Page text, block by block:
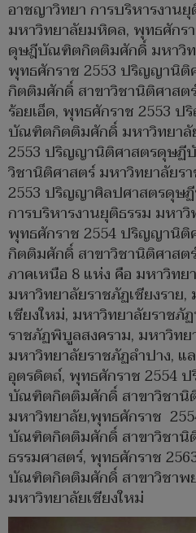
อาชญาวิทยา การบริหารงาน
มหาวิทยาลัยมหิดล, พุทธศักร
ดุษฎีบัณฑิตกิตติมศักดิ์ มหาวิท
พุทธศักราช 2553 ปริญญานิ
กิตติมศักดิ์ สาขาวิชานิติศาสต
ร้อยเอ็ด, พุทธศักราช 2553
บัณฑิตกิตติมศักดิ์ มหาวิทยาลั
2553 ปริญญานิติศาสตรดุษ
วิชานิติศาสตร์ มหาวิทยาลัยร
2553 ปริญญาศิลปศาสตรดุษ
การบริหารงานยุติธรรม มหา
พุทธศักราช 2554 ปริญญานิ
กิตติมศักดิ์ สาขาวิชานิติศาสต
ภาคเหนือ 8 แห่ง คือ มหาวิทย
มหาวิทยาลัยราชภัฏเชียงราย
เชียงใหม่, มหาวิทยาลัยราชภั
ราชภัฏพิบูลสงคราม, มหาวิท
มหาวิทยาลัยราชภัฏลำปาง, แ
อุตรดิตถ์, พุทธศักราช 2554
บัณฑิตกิตติมศักดิ์ สาขาวิชานิ
มหาวิทยาลัย,พุทธศักราช
บัณฑิตกิตติมศักดิ์ สาขาวิชานิ
ธรรมศาสตร์, พุทธศักราช
บัณฑิตกิตติมศักดิ์ สาขาวิชาพ
มหาวิทยาลัยเชียงใหม่